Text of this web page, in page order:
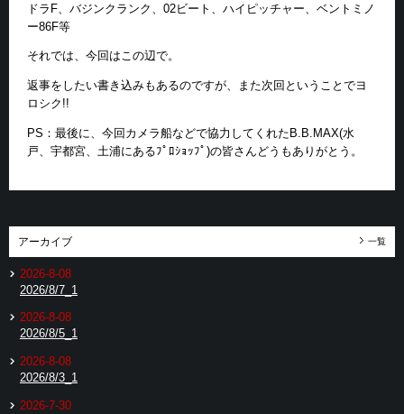
ドラF、バジンクランク、02ビート、ハイピッチャー、ベントミノ
ー86F等
それでは、今回はこの辺で。
返事をしたい書き込みもあるのですが、また次回ということでヨ
ロシク!!
PS：最後に、今回カメラ船などで協力してくれたB.B.MAX(水
戸、宇都宮、土浦にあるﾌﾟﾛｼｮｯﾌﾟ)の皆さんどうもありがとう。
アーカイブ 一覧
2026-8-08
2026/8/7_1
2026-8-08
2026/8/5_1
2026-8-08
2026/8/3_1
2026-7-30